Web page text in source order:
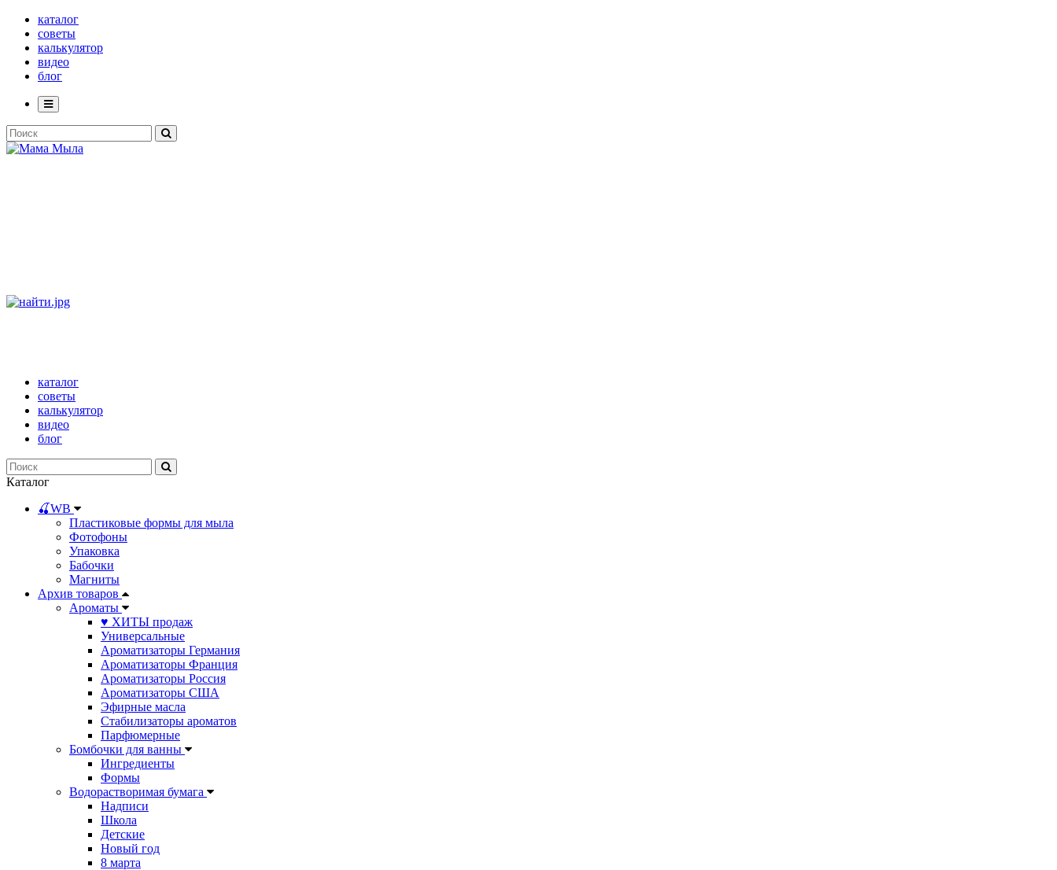
каталог
советы
калькулятор
видео
блог
каталог
советы
калькулятор
видео
блог
Каталог
🍒WB
Пластиковые формы для мыла
Фотофоны
Упаковка
Бабочки
Магниты
Архив товаров
Ароматы
♥ ХИТЫ продаж
Универсальные
Ароматизаторы Германия
Ароматизаторы Франция
Ароматизаторы Россия
Ароматизаторы США
Эфирные масла
Стабилизаторы ароматов
Парфюмерные
Бомбочки для ванны
Ингредиенты
Формы
Водорастворимая бумага
Надписи
Школа
Детские
Новый год
8 марта